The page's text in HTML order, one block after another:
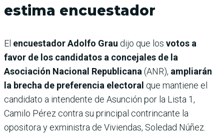
estima encuestador
El encuestador Adolfo Grau dijo que los votos a
favor de los candidatos a concejales de la
Asociación Nacional Republicana (ANR), ampliarán
la brecha de preferencia electoral que mantiene el
candidato a intendente de Asunción por la Lista 1,
Camilo Pérez contra su principal contrincante la
opositora y exministra de Viviendas, Soledad Núñez.